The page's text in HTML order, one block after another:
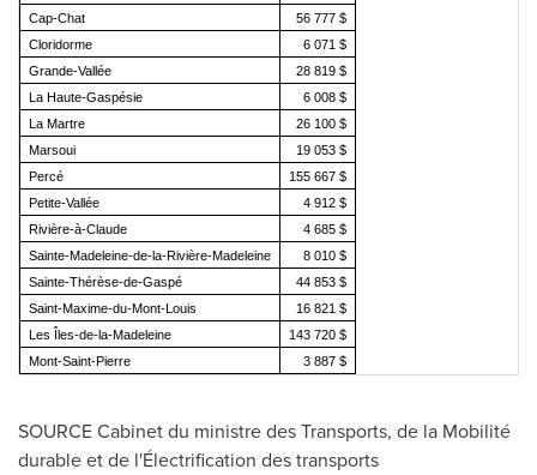
Cap-Chat
56 777 $
Cloridorme
6 071 $
Grande-Vallée
28 819 $
La Haute-Gaspésie
6 008 $
La Martre
26 100 $
Marsoui
19 053 $
Percé
155 667 $
Petite-Vallée
4 912 $
Rivière-à-Claude
4 685 $
Sainte-Madeleine-de-la-Rivière-Madeleine
8 010 $
Sainte-Thérèse-de-Gaspé
44 853 $
Saint-Maxime-du-Mont-Louis
16 821 $
Les Îles-de-la-Madeleine
143 720 $
Mont-Saint-Pierre
3 887 $
SOURCE Cabinet du ministre des Transports, de la Mobilité
durable et de l'Électrification des transports